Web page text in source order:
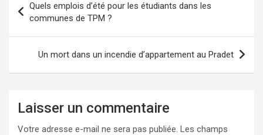
de
l’article
Quels emplois d’été pour les étudiants dans les
communes de TPM ?
Un mort dans un incendie d’appartement au Pradet
Laisser un commentaire
Votre adresse e-mail ne sera pas publiée. Les champs